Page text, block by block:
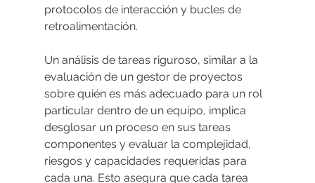
protocolos de interacción y bucles de
retroalimentación.
Un análisis de tareas riguroso, similar a la
evaluación de un gestor de proyectos
sobre quién es más adecuado para un rol
particular dentro de un equipo, implica
desglosar un proceso en sus tareas
componentes y evaluar la complejidad,
riesgos y capacidades requeridas para
cada una. Esto asegura que cada tarea